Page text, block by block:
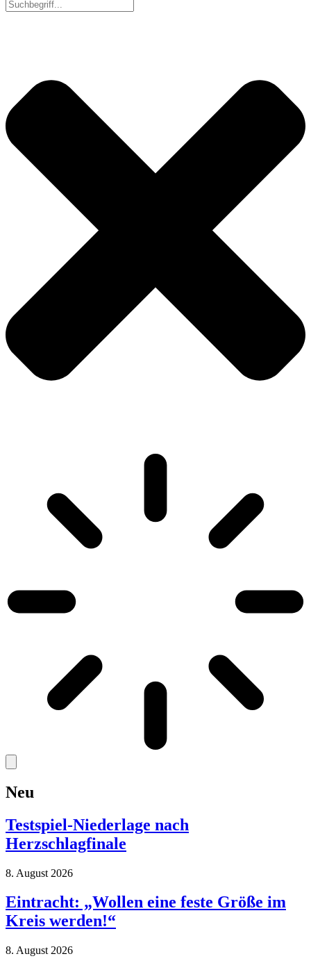
Neu
Testspiel-Niederlage nach
Herzschlagfinale
8. August 2026
Eintracht: „Wollen eine feste Größe im
Kreis werden!“
8. August 2026